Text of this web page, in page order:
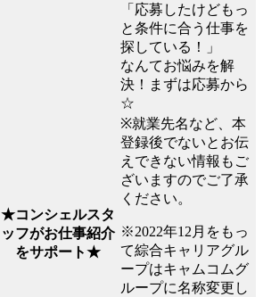
★コンシェルスタ
ッフがお仕事紹介
をサポート★
「応募したけどもっ
と条件に合う仕事を
探している！」
なんてお悩みを解
決！まずは応募から
☆
※就業先名など、本
登録後でないとお伝
えできない情報もご
ざいますのでご了承
ください。
※2022年12月をもっ
て綜合キャリアグル
ープはキャムコムグ
ループに名称変更し